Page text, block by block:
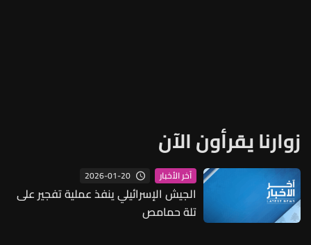
زوارنا يقرأون الآن
آخر الأخبار 2026-01-20
الجيش الإسرائيلي ينفذ عملية تفجير على
تلة حمامص